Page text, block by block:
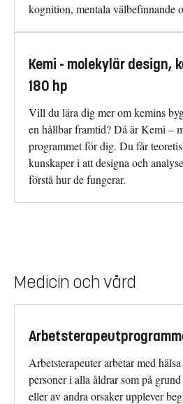
kognition, mentala välbefinnande
Kemi - molekylär design,
180 hp
Vill du lära dig mer om kemins
en hållbar framtid? Då är Kemi –
programmet för dig. Du får
kunskaper i att designa och
förstå hur de fungerar.
Medicin och vård
Arbetsterapeuter arbetar med
personer i alla åldrar som på
eller av andra orsaker upplever